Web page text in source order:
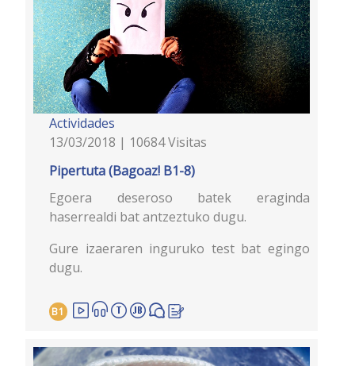
Actividades
13/03/2018 | 10684 Visitas
Pipertuta (Bagoaz! B1-8)
Egoera deseroso batek eraginda
haserrealdi bat antzeztuko dugu.
Gure izaeraren inguruko test bat egingo
dugu.
B1